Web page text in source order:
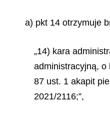
a) pkt 14 otrzymuje
„14) kara
administracyjną, o
87 ust. 1 akapit
2021/2116;”,